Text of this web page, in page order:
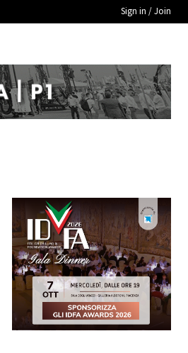
Sign in / Join